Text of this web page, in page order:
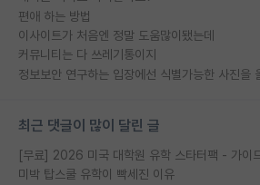
편애 하는 방법
이사이트가 처음엔 정말 도움많이됐는데
커뮤니티는 다 쓰레기통이지
최근 댓글이 많이 달린 글
미박 탑스쿨 유학이 빡세진 이유